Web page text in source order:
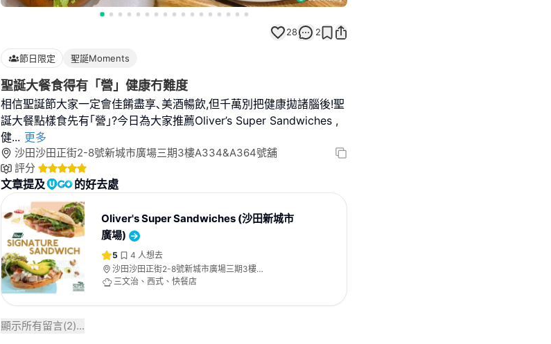
28 2
節日限定 聖誕Moments
聖誕大餐食得有「營」健康冇難度
相信聖誕節大家一定會佳餚盡享､美酒暢飲,但千萬別把健康拋諸腦後!聖
誕大餐點樣食先有｢營｣?今日為大家推薦Oliver’s Super Sandwiches ,
健... 更多
沙田沙田正街2-8號新城市廣場三期3樓A334&A364號舖
評分
文章提及 的好去處
Oliver's Super Sandwiches (沙田新城市
廣場)
5 4 人想去
沙田沙田正街2-8號新城市廣場三期3樓
A334&A364號舖
三文治、西式、快餐店
顯示所有留言(2)...